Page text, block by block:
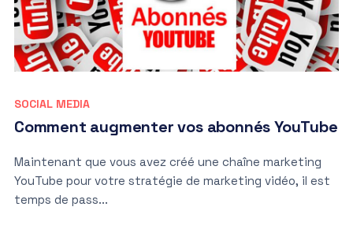
SOCIAL MEDIA
Comment augmenter vos abonnés YouTube
Maintenant que vous avez créé une chaîne marketing
YouTube pour votre stratégie de marketing vidéo, il est
temps de pass...